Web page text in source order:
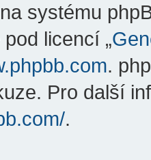
systému
licencí „
.
Pro další
.